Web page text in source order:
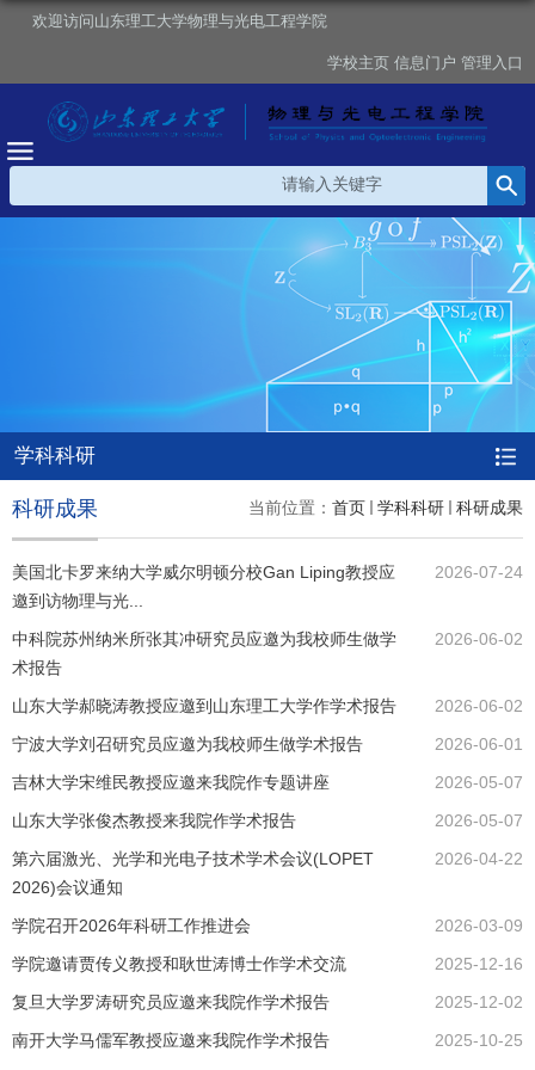
欢迎访问山东理工大学物理与光电工程学院
学校主页 信息门户 管理入口
学科科研
当前位置： 首页 学科科研 科研成果
科研成果
美国北卡罗来纳大学威尔明顿分校Gan Liping教授应
邀到访物理与光...
2026-07-24
中科院苏州纳米所张其冲研究员应邀为我校师生做学
术报告
2026-06-02
山东大学郝晓涛教授应邀到山东理工大学作学术报告
2026-06-02
宁波大学刘召研究员应邀为我校师生做学术报告
2026-06-01
吉林大学宋维民教授应邀来我院作专题讲座
2026-05-07
山东大学张俊杰教授来我院作学术报告
2026-05-07
第六届激光、光学和光电子技术学术会议(LOPET
2026)会议通知
2026-04-22
学院召开2026年科研工作推进会
2026-03-09
学院邀请贾传义教授和耿世涛博士作学术交流
2025-12-16
复旦大学罗涛研究员应邀来我院作学术报告
2025-12-02
南开大学马儒军教授应邀来我院作学术报告
2025-10-25